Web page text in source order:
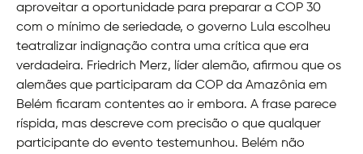
aproveitar a oportunidade para preparar a COP 30
com o mínimo de seriedade, o governo Lula escolheu
teatralizar indignação contra uma crítica que era
verdadeira. Friedrich Merz, líder alemão, afirmou que os
alemães que participaram da COP da Amazônia em
Belém ficaram contentes ao ir embora. A frase parece
ríspida, mas descreve com precisão o que qualquer
participante do evento testemunhou. Belém não